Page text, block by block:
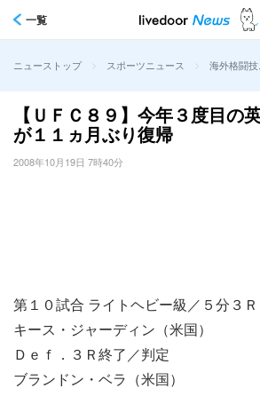
一覧
ニューストップ > スポーツニュース > 海外格闘技
【ＵＦＣ８９】今年３度目の
が１１ヵ月ぶり復帰
2008年10月19日 7時40分
第１０試合 ライトヘビー級／５分３Ｒ
キース・ジャーディン（米国）
Ｄｅｆ．３Ｒ終了／判定
ブランドン・ベラ（米国）